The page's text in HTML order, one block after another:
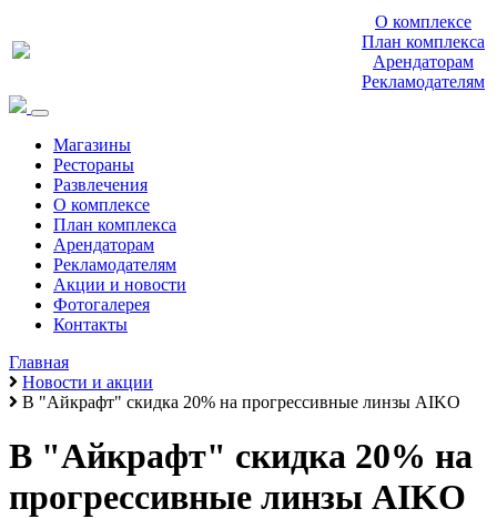
О комплексе
План комплекса
Арендаторам
Рекламодателям
Магазины
Рестораны
Развлечения
О комплексе
План комплекса
Арендаторам
Рекламодателям
Акции и новости
Фотогалерея
Контакты
Главная
Новости и акции
В "Айкрафт" скидка 20% на прогрессивные линзы AIKO
В "Айкрафт" скидка 20% на
прогрессивные линзы AIKO